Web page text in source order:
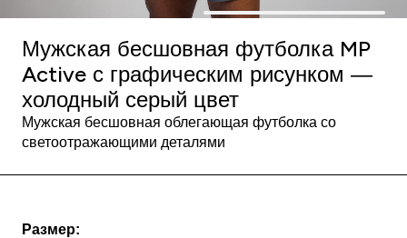
Мужская бесшовная футболка MP
Active с графическим рисунком —
холодный серый цвет
Мужская бесшовная облегающая футболка со
светоотражающими деталями
Размер: